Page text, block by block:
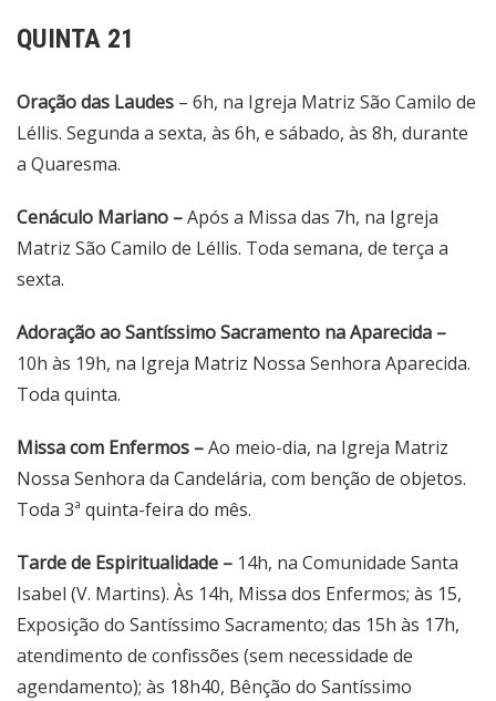
QUINTA 21
Oração das Laudes – 6h, na Igreja Matriz São Camilo de
Léllis. Segunda a sexta, às 6h, e sábado, às 8h, durante
a Quaresma.
Cenáculo Mariano –Após a Missa das 7h, na Igreja
Matriz São Camilo de Léllis. Toda semana, de terça a
sexta.
Adoração ao Santíssimo Sacramento na Aparecida –
10h às 19h, na Igreja Matriz Nossa Senhora Aparecida.
Toda quinta.
Missa com Enfermos –Ao meio-dia, na Igreja Matriz
Nossa Senhora da Candelária, com benção de objetos.
Toda 3ª quinta-feira do mês.
Tarde de Espiritualidade – 14h, na Comunidade Santa
Isabel (V. Martins). Às 14h, Missa dos Enfermos; às 15,
Exposição do Santíssimo Sacramento; das 15h às 17h,
atendimento de confissões (sem necessidade de
agendamento); às 18h40, Bênção do Santíssimo